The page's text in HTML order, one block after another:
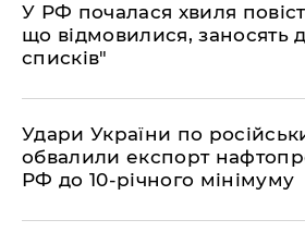
​У РФ почалася хвиля
що відмовилися, заносять
списків"
​Удари України по
обвалили експорт
РФ до 10-річного мінімуму